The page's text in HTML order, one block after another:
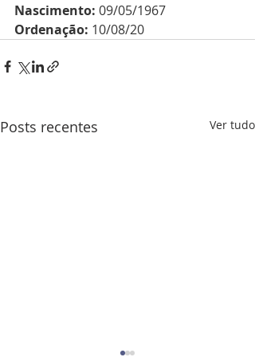
Nascimento: 09/05/1967
Ordenação: 10/08/20
Posts recentes Ver tudo